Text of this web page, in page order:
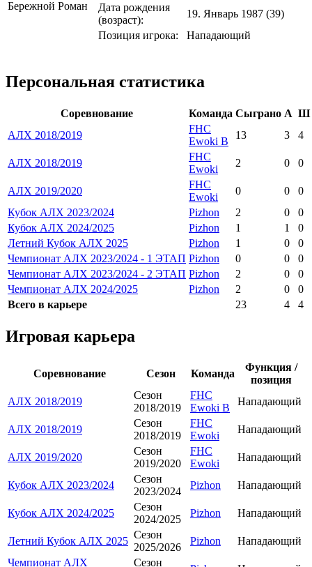
Дата рождения
(возраст):
19. Январь 1987 (39)
Позиция игрока:
Нападающий
Персональная статистика
Соревнование Команда Сыграно А Ш
АЛХ 2018/2019
FHC
Ewoki B
13 3 4
АЛХ 2018/2019
FHC
Ewoki
2 0 0
АЛХ 2019/2020
FHC
Ewoki
0 0
0
Кубок АЛХ 2023/2024
Pizhon 2 0
0
Кубок АЛХ 2024/2025
Pizhon 1 1
0
Летний Кубок АЛХ 2025
Pizhon 1 0
0
Чемпионат АЛХ 2023/2024 - 1 ЭТАП Pizhon 0 0
0
Чемпионат АЛХ 2023/2024 - 2 ЭТАП Pizhon 2 0
0
Чемпионат АЛХ 2024/2025
Pizhon 2 0
0
Всего в карьере
23 4 4
Игровая карьера
Соревнование Сезон Команда
Функция /
позиция
АЛХ 2018/2019
Сезон
2018/2019
FHC
Ewoki B
Нападающий
АЛХ 2018/2019
Сезон
2018/2019
FHC
Ewoki
Нападающий
АЛХ 2019/2020
Сезон
2019/2020
FHC
Ewoki
Нападающий
Кубок АЛХ 2023/2024
Сезон
2023/2024
Pizhon Нападающий
Кубок АЛХ 2024/2025
Сезон
2024/2025
Pizhon Нападающий
Летний Кубок АЛХ 2025
Сезон
2025/2026
Pizhon
Нападающий
Чемпионат АЛХ
Сезон